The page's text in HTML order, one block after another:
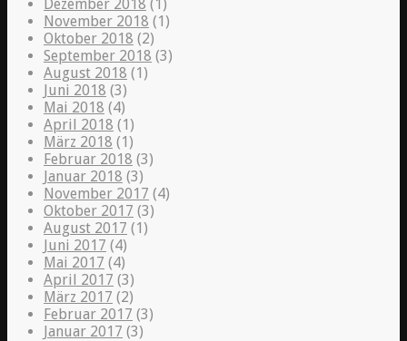
Dezember 2018 (1)
November 2018 (1)
Oktober 2018 (2)
September 2018 (3)
August 2018 (1)
Juni 2018 (3)
Mai 2018 (4)
April 2018 (1)
März 2018 (1)
Februar 2018 (3)
Januar 2018 (3)
November 2017 (4)
Oktober 2017 (3)
August 2017 (1)
Juni 2017 (4)
Mai 2017 (4)
April 2017 (3)
März 2017 (2)
Februar 2017 (3)
Januar 2017 (3)